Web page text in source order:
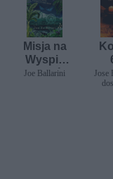
Misja na
Wyspie
Potworów.
Joe Ballarini
Jose